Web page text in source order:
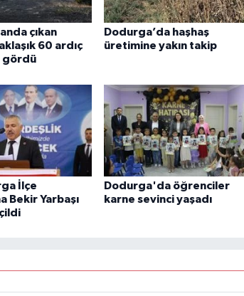
çıkan
60 ardıç
gördü
Dodurga’da haşhaş
üretimine yakın takip
İlçe
Bekir Yarbaşı
Dodurga'da öğrenciler
karne sevinci yaşadı